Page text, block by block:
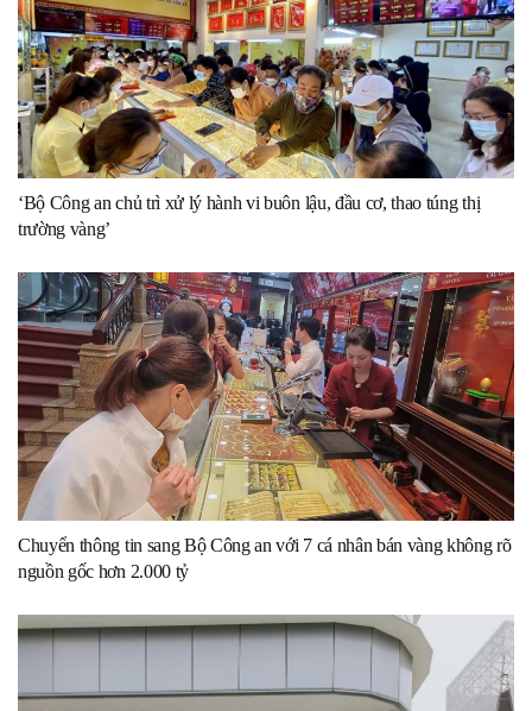
‘Bộ Công an chủ trì xử lý hành vi buôn lậu, đầu cơ, thao túng thị
trường vàng’
Chuyển thông tin sang Bộ Công an với 7 cá nhân bán vàng không rõ
nguồn gốc hơn 2.000 tỷ